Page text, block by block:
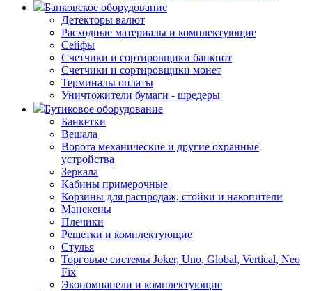
Банковское оборудование
Детекторы валют
Расходные материалы и комплектующие
Сейфы
Счетчики и сортировщики банкнот
Счетчики и сортировщики монет
Терминалы оплаты
Уничтожители бумаги - шредеры
Бутиковое оборудование
Банкетки
Вешала
Ворота механические и другие охранные
устройства
Зеркала
Кабины примерочные
Корзины для распродаж, стойки и накопители
Манекены
Плечики
Решетки и комплектующие
Стулья
Торговые системы Joker, Uno, Global, Vertical, Neo
Fix
Экономпанели и комплектующие